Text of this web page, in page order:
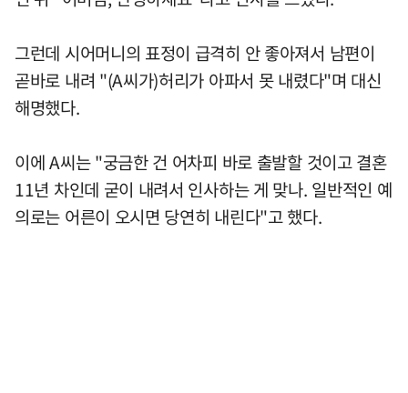
그런데 시어머니의 표정이 급격히 안 좋아져서 남편이
곧바로 내려 "(A씨가)허리가 아파서 못 내렸다"며 대신
해명했다.
이에 A씨는 "궁금한 건 어차피 바로 출발할 것이고 결혼
11년 차인데 굳이 내려서 인사하는 게 맞나. 일반적인 예
의로는 어른이 오시면 당연히 내린다"고 했다.